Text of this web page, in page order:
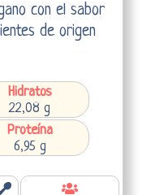
con el sabor
de origen
Hidratos
22,08 g
Proteína
6,95 g